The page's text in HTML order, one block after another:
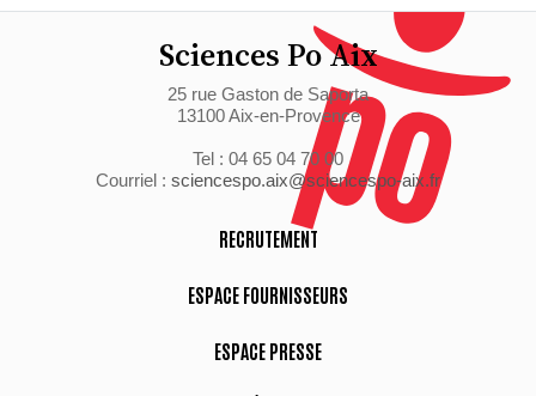
Sciences Po Aix
25 rue Gaston de Saporta
13100 Aix-en-Provence
Tel : 04 65 04 70 00
Courriel : sciencespo.aix@sciencespo-aix.fr
RECRUTEMENT
ESPACE FOURNISSEURS
ESPACE PRESSE